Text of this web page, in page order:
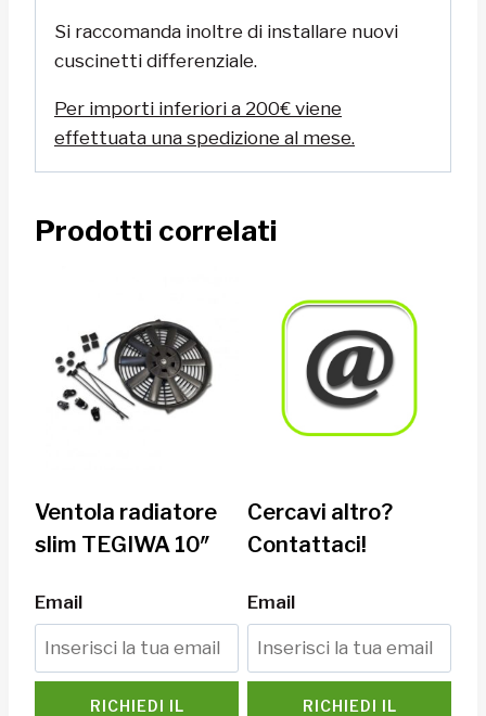
Si raccomanda inoltre di installare nuovi
cuscinetti differenziale.
Per importi inferiori a 200€ viene
effettuata una spedizione al mese.
Prodotti correlati
Ventola radiatore
slim TEGIWA 10″
Email
RICHIEDI IL
Cercavi altro?
Contattaci!
Email
RICHIEDI IL